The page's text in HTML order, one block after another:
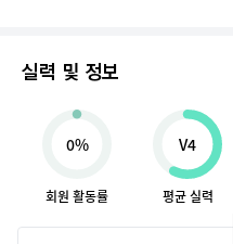
실력 및 정보
0%
회원 활동률
V4
평균 실력